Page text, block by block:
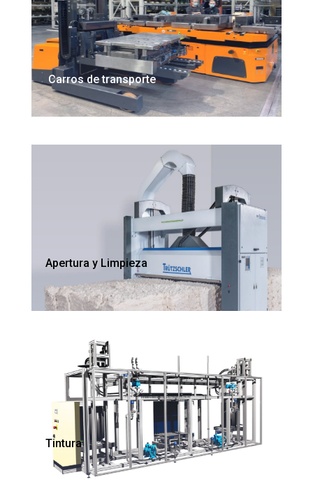
Carros de transporte
Apertura y Limpieza
Tintura